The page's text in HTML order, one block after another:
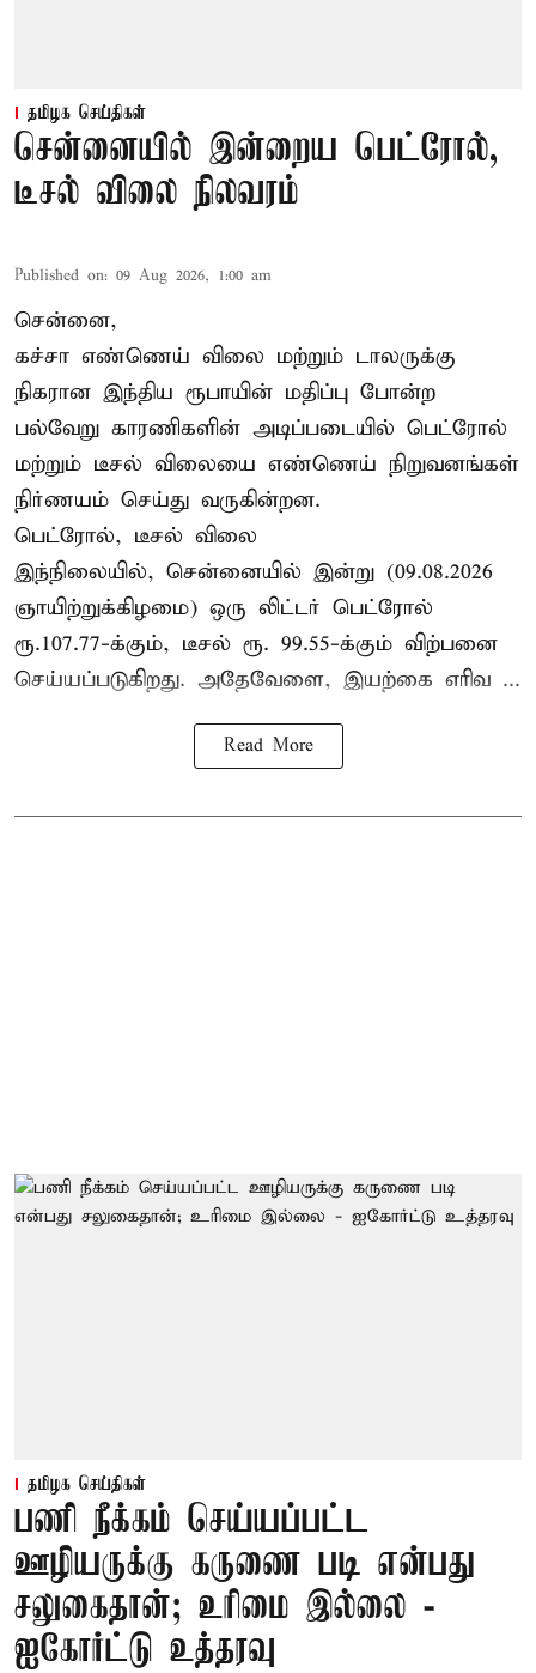
தமிழக செய்திகள்
சென்னையில் இன்றைய பெட்ரோல்,
டீசல் விலை நிலவரம்
Published on: 09 Aug 2026, 1:00 am
சென்னை,
கச்சா எண்ணெய் விலை மற்றும் டாலருக்கு
நிகரான இந்திய ரூபாயின் மதிப்பு போன்ற
பல்வேறு காரணிகளின் அடிப்படையில் பெட்ரோல்
மற்றும் டீசல் விலையை எண்ணெய் நிறுவனங்கள்
நிர்ணயம் செய்து வருகின்றன.
பெட்ரோல், டீசல் விலை
இந்நிலையில், சென்னையில் இன்று (09.08.2026
ஞாயிற்றுக்கிழமை) ஒரு லிட்டர் பெட்ரோல்
ரூ.107.77-க்கும், டீசல் ரூ. 99.55-க்கும் விற்பனை
செய்யப்படுகிறது. அதேவேளை, இயற்கை எரிவ ...
Read More
தமிழக செய்திகள்
பணி நீக்கம் செய்யப்பட்ட
ஊழியருக்கு கருணை படி என்பது
சலுகைதான்; உரிமை இல்லை -
ஐகோர்ட்டு உத்தரவு